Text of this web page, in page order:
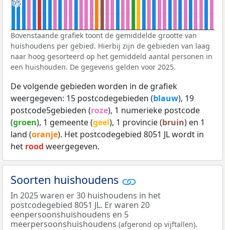
0,5
0,5
Bovenstaande grafiek toont de gemiddelde grootte van
huishoudens per gebied. Hierbij zijn de gebieden van laag
naar hoog gesorteerd op het gemiddeld aantal personen in
een huishouden. De gegevens gelden voor 2025.
De volgende gebieden worden in de grafiek
weergegeven: 15 postcodegebieden (blauw), 19
postcode5gebieden (roze), 1 numerieke postcode
(groen), 1 gemeente (geel), 1 provincie (bruin) en 1
land (oranje). Het postcodegebied 8051 JL wordt in
het rood weergegeven.
Soorten huishoudens
In 2025 waren er 30 huishoudens in het
postcodegebied 8051 JL. Er waren 20
eenpersoonshuishoudens en 5
meerpersoonshuishoudens (afgerond op vijftallen).